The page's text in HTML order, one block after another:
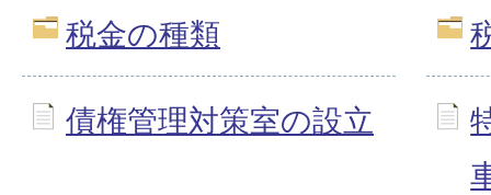
税金の種類
債権管理対策室の設立